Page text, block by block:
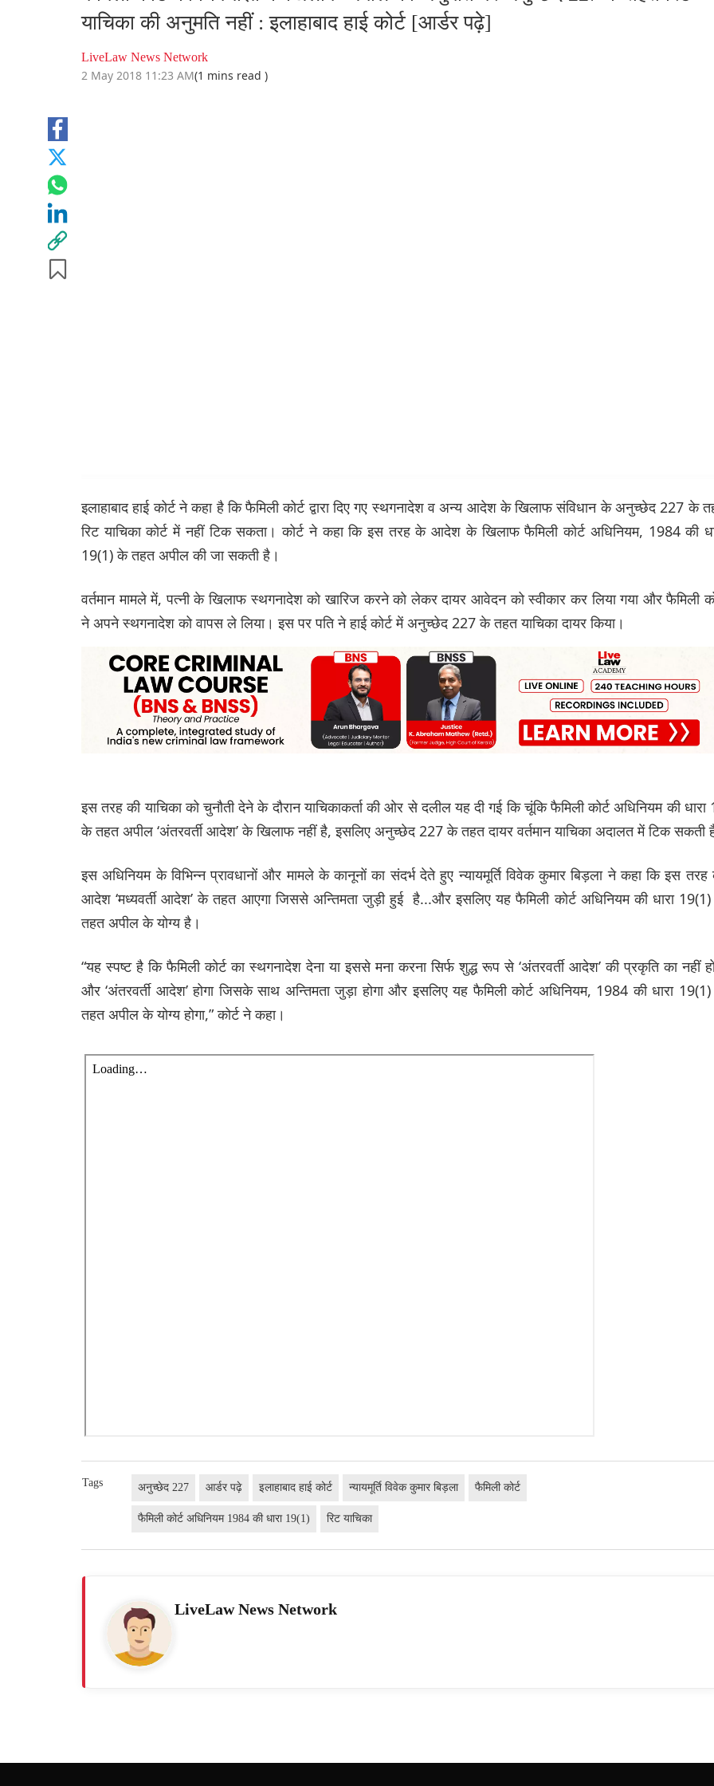
याचिका की अनुमति नहीं : इलाहाबाद हाई कोर्ट [आर्डर पढ़े]
LiveLaw News Network
2 May 2018 11:23 AM(1 mins read )
इलाहाबाद हाई कोर्ट ने कहा है कि फैमिली कोर्ट द्वारा दिए गए स्थगनादेश व अन्य आदेश के खिलाफ संविधान के अनुच्छेद 227 के
रिट याचिका कोर्ट में नहीं टिक सकता। कोर्ट ने कहा कि इस तरह के आदेश के खिलाफ फैमिली कोर्ट अधिनियम, 1984 की
19(1) के तहत अपील की जा सकती है।
वर्तमान मामले में, पत्नी के खिलाफ स्थगनादेश को खारिज करने को लेकर दायर आवेदन को स्वीकार कर लिया गया और फैमिली
ने अपने स्थगनादेश को वापस ले लिया। इस पर पति ने हाई कोर्ट में अनुच्छेद 227 के तहत याचिका दायर किया।
इस तरह की याचिका को चुनौती देने के दौरान याचिकाकर्ता की ओर से दलील यह दी गई कि चूंकि फैमिली कोर्ट अधिनियम की धारा
के तहत अपील ‘अंतरवर्ती आदेश’ के खिलाफ नहीं है, इसलिए अनुच्छेद 227 के तहत दायर वर्तमान याचिका अदालत में टिक सकती
इस अधिनियम के विभिन्न प्रावधानों और मामले के कानूनों का संदर्भ देते हुए न्यायमूर्ति विवेक कुमार बिड़ला ने कहा कि इस तरह
आदेश ‘मध्यवर्ती आदेश’ के तहत आएगा जिससे अन्तिमता जुड़ी हुई है...और इसलिए यह फैमिली कोर्ट अधिनियम की धारा
तहत अपील के योग्य है।
“यह स्पष्ट है कि फैमिली कोर्ट का स्थगनादेश देना या इससे मना करना सिर्फ शुद्ध रूप से ‘अंतरवर्ती आदेश’ की प्रकृति का नहीं
और ‘अंतरवर्ती आदेश’ होगा जिसके साथ अन्तिमता जुड़ा होगा और इसलिए यह फैमिली कोर्ट अधिनियम, 1984 की धारा
तहत अपील के योग्य होगा,” कोर्ट ने कहा।
Tags अनुच्छेद 227 आर्डर पढ़े इलाहाबाद हाई कोर्ट न्यायमूर्ति विवेक कुमार बिड़ला फैमिली कोर्ट
फैमिली कोर्ट अधिनियम 1984 की धारा 19(1) रिट याचिका
LiveLaw News Network